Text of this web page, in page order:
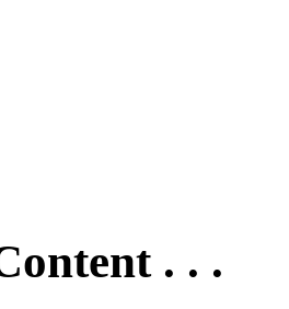
. . .